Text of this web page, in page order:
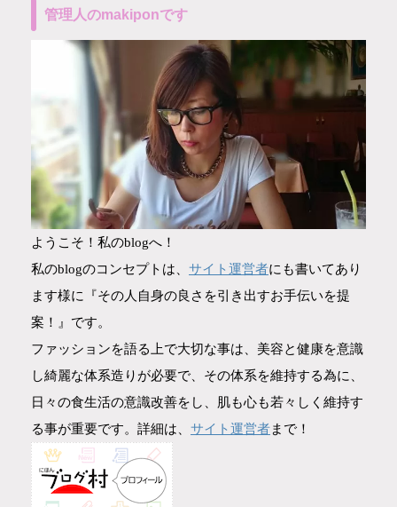
管理人のmakiponです
ようこそ！私のblogへ！
私のblogのコンセプトは、 サイト運営者にも書いてあり
ます様に『その人自身の良さを引き出すお手伝いを提
案！』です。
ファッションを語る上で大切な事は、美容と健康を意識
し綺麗な体系造りが必要で、その体系を維持する為に、
日々の食生活の意識改善をし、肌も心も若々しく維持す
る事が重要です。詳細は、 サイト運営者まで！